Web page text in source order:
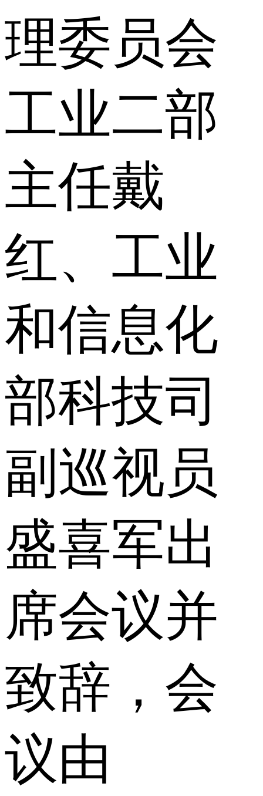
理委员会
工业二部
主任戴
红、工业
和信息化
部科技司
副巡视员
盛喜军出
席会议并
致辞，会
议由